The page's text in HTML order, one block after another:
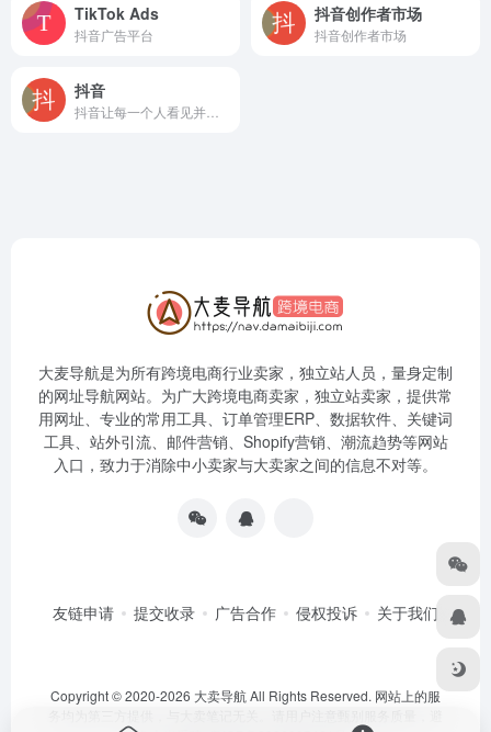
TikTok Ads
抖音广告平台
抖音创作者市场
抖音创作者市场
抖音
大麦导航是为所有跨境电商行业卖家，独立站人员，量身定制
的网址导航网站。为广大跨境电商卖家，独立站卖家，提供常
用网址、专业的常用工具、订单管理ERP、数据软件、关键词
工具、站外引流、邮件营销、Shopify营销、潮流趋势等网站
入口，致力于消除中小卖家与大卖家之间的信息不对等。
友链申请 提交收录 广告合作 侵权投诉 关于我们
Copyright © 2020-2026 大卖导航 All Rights Reserved. 网站上的服